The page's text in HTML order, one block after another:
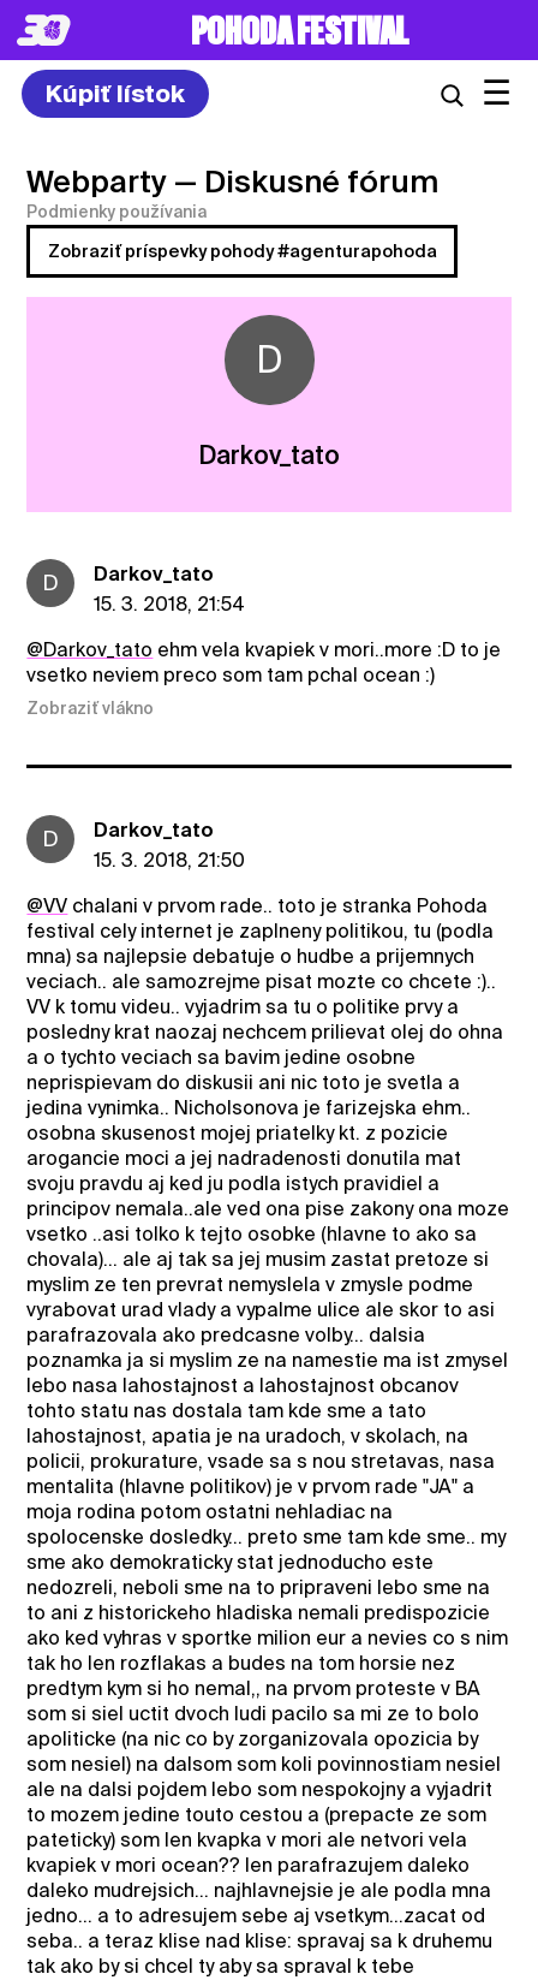
POHODA FESTIVAL
Kúpiť lístok ☰
Webparty — Diskusné fórum
Podmienky používania
Zobraziť príspevky pohody #agenturapohoda
D
Darkov_tato
D
Darkov_tato
15. 3. 2018, 21:54
@Darkov_tato ehm vela kvapiek v mori..more :D to je
vsetko neviem preco som tam pchal ocean :)
Zobraziť vlákno
D
Darkov_tato
15. 3. 2018, 21:50
@VV chalani v prvom rade.. toto je stranka Pohoda
festival cely internet je zaplneny politikou, tu (podla
mna) sa najlepsie debatuje o hudbe a prijemnych
veciach.. ale samozrejme pisat mozte co chcete :)..
VV k tomu videu.. vyjadrim sa tu o politike prvy a
posledny krat naozaj nechcem prilievat olej do ohna
a o tychto veciach sa bavim jedine osobne
neprispievam do diskusii ani nic toto je svetla a
jedina vynimka.. Nicholsonova je farizejska ehm..
osobna skusenost mojej priatelky kt. z pozicie
arogancie moci a jej nadradenosti donutila mat
svoju pravdu aj ked ju podla istych pravidiel a
principov nemala..ale ved ona pise zakony ona moze
vsetko ..asi tolko k tejto osobke (hlavne to ako sa
chovala)... ale aj tak sa jej musim zastat pretoze si
myslim ze ten prevrat nemyslela v zmysle podme
vyrabovat urad vlady a vypalme ulice ale skor to asi
parafrazovala ako predcasne volby... dalsia
poznamka ja si myslim ze na namestie ma ist zmysel
lebo nasa lahostajnost a lahostajnost obcanov
tohto statu nas dostala tam kde sme a tato
lahostajnost, apatia je na uradoch, v skolach, na
policii, prokurature, vsade sa s nou stretavas, nasa
mentalita (hlavne politikov) je v prvom rade "JA" a
moja rodina potom ostatni nehladiac na
spolocenske dosledky... preto sme tam kde sme.. my
sme ako demokraticky stat jednoducho este
nedozreli, neboli sme na to pripraveni lebo sme na
to ani z historickeho hladiska nemali predispozicie
ako ked vyhras v sportke milion eur a nevies co s nim
tak ho len rozflakas a budes na tom horsie nez
predtym kym si ho nemal,, na prvom proteste v BA
som si siel uctit dvoch ludi pacilo sa mi ze to bolo
apoliticke (na nic co by zorganizovala opozicia by
som nesiel) na dalsom som koli povinnostiam nesiel
ale na dalsi pojdem lebo som nespokojny a vyjadrit
to mozem jedine touto cestou a (prepacte ze som
pateticky) som len kvapka v mori ale netvori vela
kvapiek v mori ocean?? len parafrazujem daleko
daleko mudrejsich... najhlavnejsie je ale podla mna
jedno... a to adresujem sebe aj vsetkym...zacat od
seba.. a teraz klise nad klise: spravaj sa k druhemu
tak ako by si chcel ty aby sa spraval k tebe